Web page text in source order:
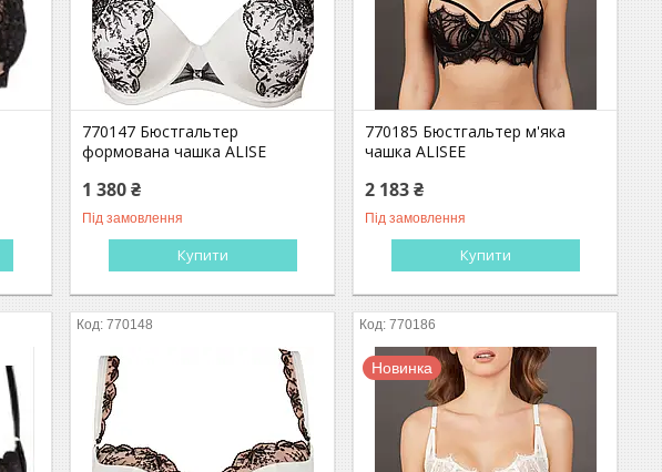
770147 Бюстгальтер
формована чашка ALISE
1 380 ₴
Під замовлення
Купити
770185 Бюстгальтер м'яка
чашка ALISEE
2 183 ₴
Під замовлення
Купити
770148 770186
Новинка